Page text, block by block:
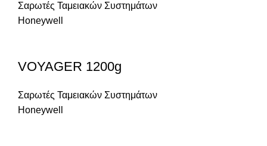
Σαρωτές Ταμειακών Συστημάτων
Honeywell
VOYAGER 1200g
Σαρωτές Ταμειακών Συστημάτων
Honeywell